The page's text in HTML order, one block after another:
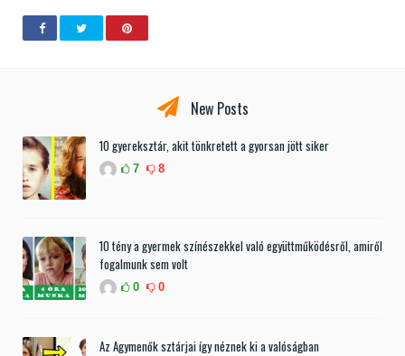
New Posts
10 gyereksztár, akit tönkretett a gyorsan jött siker
7 8
10 tény a gyermek színészekkel való együttműködésről, amiről
fogalmunk sem volt
0 0
Az Agymenők sztárjai így néznek ki a valóságban